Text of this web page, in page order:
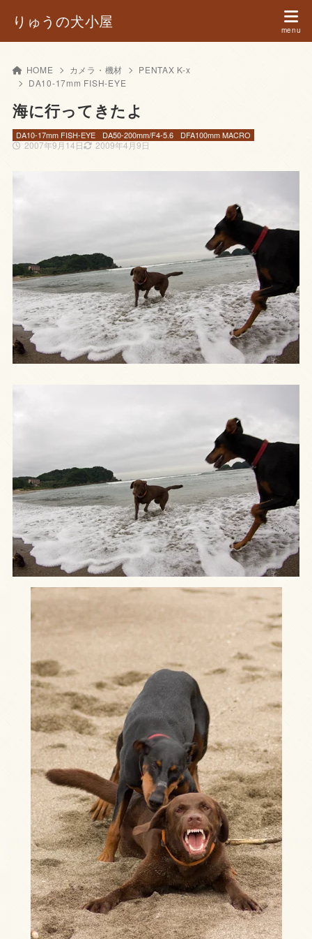
りゅうの犬小屋
HOME カメラ・機材
PENTAX K-x
DA10-17mm FISH-EYE
海に行ってきたよ
2007年9月14日 2009年4月9日
DA10-17mm FISH-EYE DA50-200mm/F4-5.6 DFA100mm MACRO